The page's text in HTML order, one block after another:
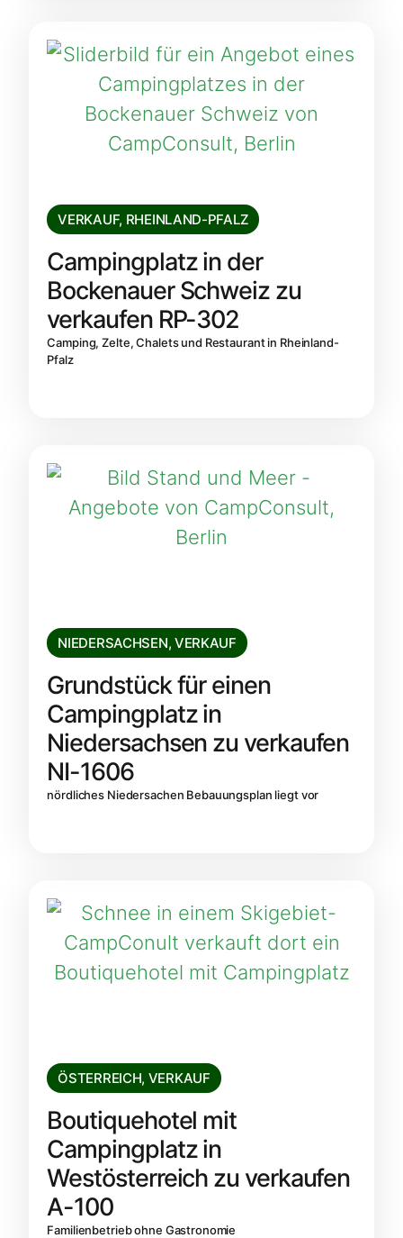
VERKAUF, RHEINLAND-PFALZ
Campingplatz in der
Bockenauer Schweiz zu
verkaufen RP-302
Camping, Zelte, Chalets und Restaurant in Rheinland-
Pfalz
NIEDERSACHSEN, VERKAUF
Grundstück für einen
Campingplatz in
Niedersachsen zu verkaufen
NI-1606
nördliches Niedersachen Bebauungsplan liegt vor
ÖSTERREICH, VERKAUF
Boutiquehotel mit
Campingplatz in
Westösterreich zu verkaufen
A-100
Familienbetrieb ohne Gastronomie